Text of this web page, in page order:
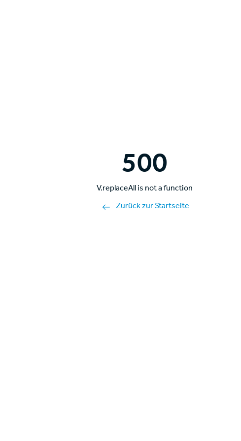
500
V.replaceAll is not a function
Zurück zur Startseite